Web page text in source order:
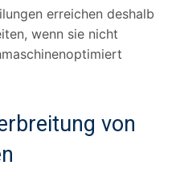
erreichen deshalb
wenn sie nicht
von